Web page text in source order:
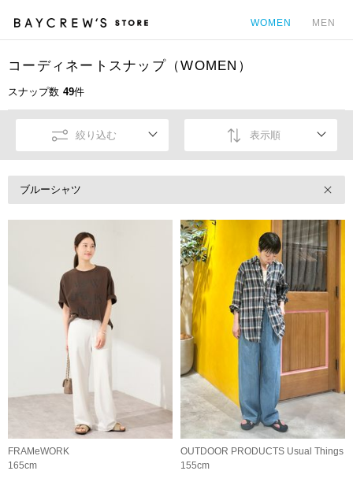
WOMEN MEN
コーディネートスナップ（WOMEN）
スナップ数 49件
絞り込む 表示順
ブルーシャツ
FRAMeWORK
165cm
OUTDOOR PRODUCTS Usual Things
155cm